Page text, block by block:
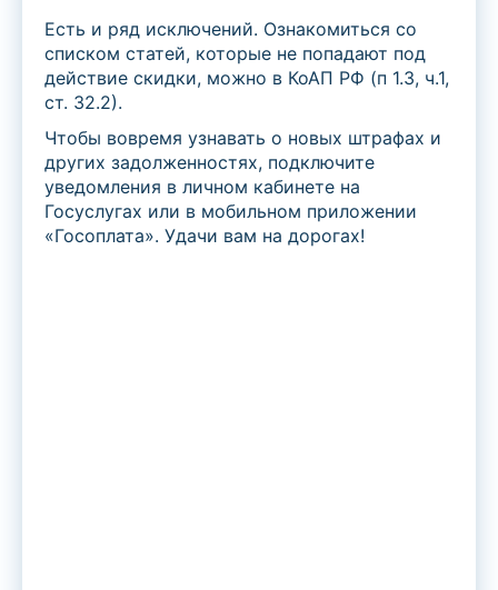
Есть и ряд исключений. Ознакомиться со
списком статей, которые не попадают под
действие скидки, можно в КоАП РФ (п 1.3, ч.1,
ст. 32.2).
Чтобы вовремя узнавать о новых штрафах и
других задолженностях, подключите
уведомления в личном кабинете на
Госуслугах или в мобильном приложении
«Госоплата». Удачи вам на дорогах!